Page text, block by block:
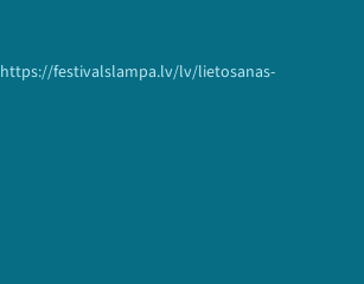
https://festivalslampa.lv/lv/lietosanas-
Pieteikties